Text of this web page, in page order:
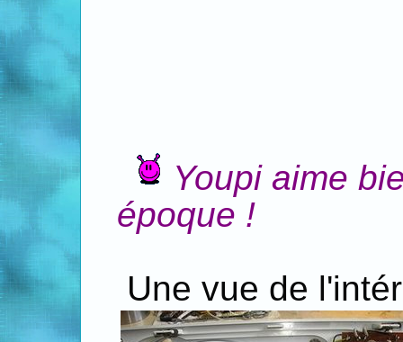
Youpi aime
époque !
Une vue de